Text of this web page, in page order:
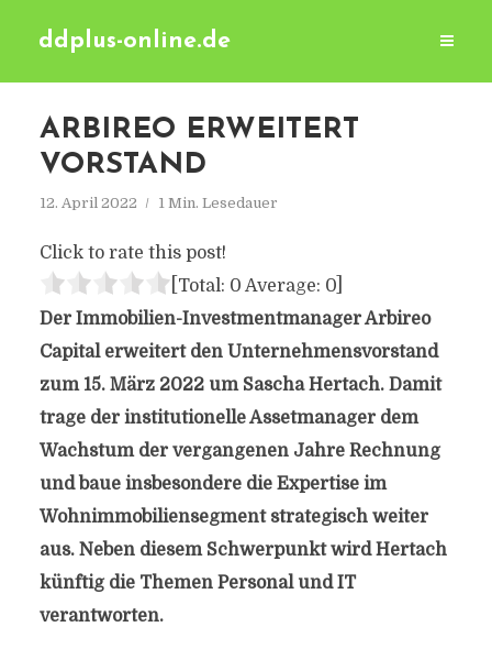
ddplus-online.de
ARBIREO ERWEITERT
VORSTAND
12. April 2022 1 Min. Lesedauer
Click to rate this post!
[Total: 0 Average: 0]
Der Immobilien-Investmentmanager Arbireo
Capital erweitert den Unternehmensvorstand
zum 15. März 2022 um Sascha Hertach. Damit
trage der institutionelle Assetmanager dem
Wachstum der vergangenen Jahre Rechnung
und baue insbesondere die Expertise im
Wohnimmobiliensegment strategisch weiter
aus. Neben diesem Schwerpunkt wird Hertach
künftig die Themen Personal und IT
verantworten.